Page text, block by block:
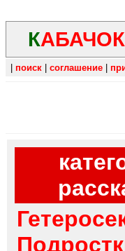
КАБАЧОК
поиск соглашение